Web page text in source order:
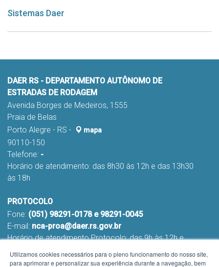
Sistemas Daer
DAER RS - DEPARTAMENTO AUTÔNOMO DE
ESTRADAS DE RODAGEM
Avenida Borges de Medeiros, 1555
Praia de Belas
Porto Alegre - RS -
mapa
90110-150
Telefone: -
Horário de atendimento: das 8h30 às 12h e das 13h30
às 18h
PROTOCOLO
Fone: (051) 98291-0178 e 98291-0045
E-mail: nca-proa@daer.rs.gov.br
Horário de atendimento Protocolo: das 9h às 12h e
Utilizamos cookies necessários para o pleno funcionamento do nosso site,
para aprimorar e personalizar sua experiência durante a navegação, bem